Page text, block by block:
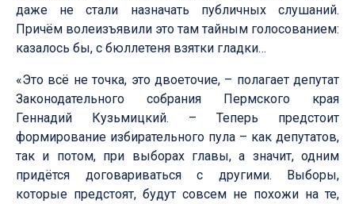
даже не стали назначать публичных слушаний.
Причём волеизъявили это там тайным голосованием:
казалось бы, с бюллетеня взятки гладки…
«Это всё не точка, это двоеточие, – полагает депутат
Законодательного собрания Пермского края
Геннадий Кузьмицкий. – Теперь предстоит
формирование избирательного пула – как депутатов,
так и потом, при выборах главы, а значит, одним
придётся договариваться с другими. Выборы,
которые предстоят, будут совсем не похожи на те,